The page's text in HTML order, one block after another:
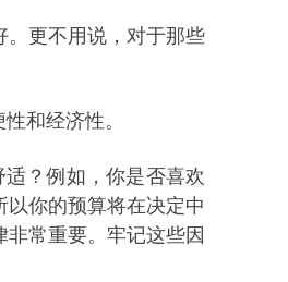
。更不用说，对于那些
和经济性。
？例如，你是否喜欢
你的预算将在决定中
常重要。牢记这些因